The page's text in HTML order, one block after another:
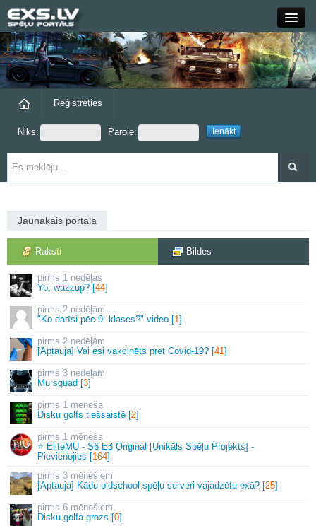
Close
Forums
Grupas
Reģistrēties
Niks: Parole:
Jaunākais portālā
Raksti Bildes
1 nedēļas
Yo, wazzup? [44]
2 nedēļām
"Ko darīsi pēc 9. klases?" video [1]
2 nedēļām
[Aptauja] Vai esi vakcinēts pret Covid-19? [41]
3 nedēļām
Mu squad [3]
1 mēneša
Disku golfs tiešsaistē [2]
1 mēneša
⭐ EliteMU - S6 E3 Original [Unikāls Spēļu Projekts] -
Pievienojies [164]
3 mēnešiem
[Aptauja] Kādu oldschool spēļu serveri vajadzētu exā? [25]
6 mēnešiem
Disku golfa grozs [0]